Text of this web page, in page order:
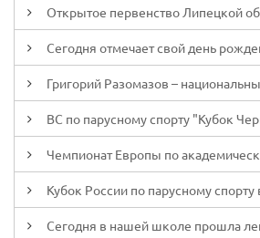
Открытое первенство Липецкой
Сегодня отмечает свой день
Григорий Разомазов –
ВС по парусному спорту "Кубок
Чемпионат Европы по
Кубок России по парусному
Сегодня в нашей школе прошла